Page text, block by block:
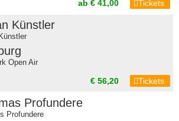
ab € 41,00 Tickets
Künstler
Open Air
€ 56,20 Tickets
Profundere
Profundere